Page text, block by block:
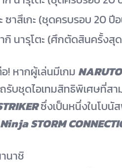
ซาสึเกะ (ชุดครบรอบ 20 ปี
กิ นารุโตะ (ศึกตัดสินครั้งสุ
! หากผู้เล่นมีเกม
รับชุดไอเทมสิทธิพิเศษที่สา
ซึ่งเป็นหนึ่งในโบนั
STORM
นาชิ